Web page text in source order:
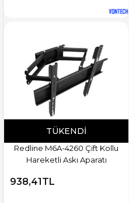
TÜKENDI
Redline M6A-4260 Çift Kollu
Hareketli Askı Aparatı
938,41TL